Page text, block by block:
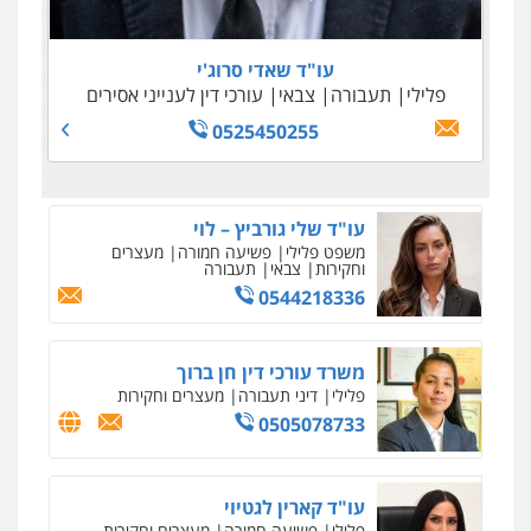
0509100397
עו"ד שאדי סרוג'י
פלילי
תעבורה צבאי
עורכי דין לענייני אסירים
0525450255
0545243703
עו"ד נדב גרינולד
פלילי תעבורה עורכי דין לענייני אסירים צבאי
0508848606
0509230800
גיל דביר – משרד עורכי דין
פשיעה כלכלית צווארון לבן
סלימאן אבו שעירה – משרד עורכי דין
פלילי בטחוני צבאי נזיקין
0547780927
עו"ד אסף גונן
פלילי פשע חמור תעבורה צבא מעצרים
וחקירות
0542255161
גל דהן – משרד עורך דין פלילי
פלילי פשיעה חמורה סמים מעצרים